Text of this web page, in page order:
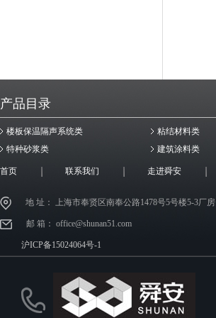
产品目录
楼板保温隔声系统类 粘结材料类
特种砂浆类
建筑涂料类
首页 联系我们 走进舜安
地 址： 上海市奉贤区南奉公路1478号5号楼5-3厂房
邮 箱： office@shunan51.com
沪ICP备15024064号-1